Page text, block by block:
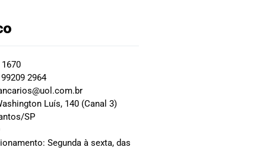
2964
Luís, 140 (Canal 3)
SP
Segunda à sexta, das